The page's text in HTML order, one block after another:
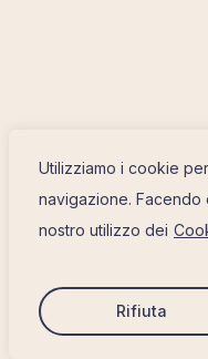
Utilizziamo i cookie
navigazione. Facendo
nostro utilizzo dei
Rifiuta